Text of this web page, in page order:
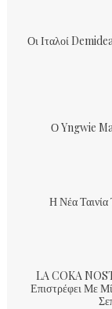
Οι Ιταλοί
Ο Yngwie
Η Νέα
LA COKA
Επιστρέφει Με